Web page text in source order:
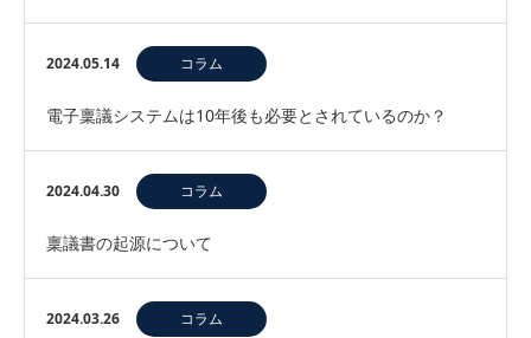
2024.05.14 コラム
電子稟議システムは10年後も必要とされているのか？
2024.04.30 コラム
稟議書の起源について
2024.03.26 コラム